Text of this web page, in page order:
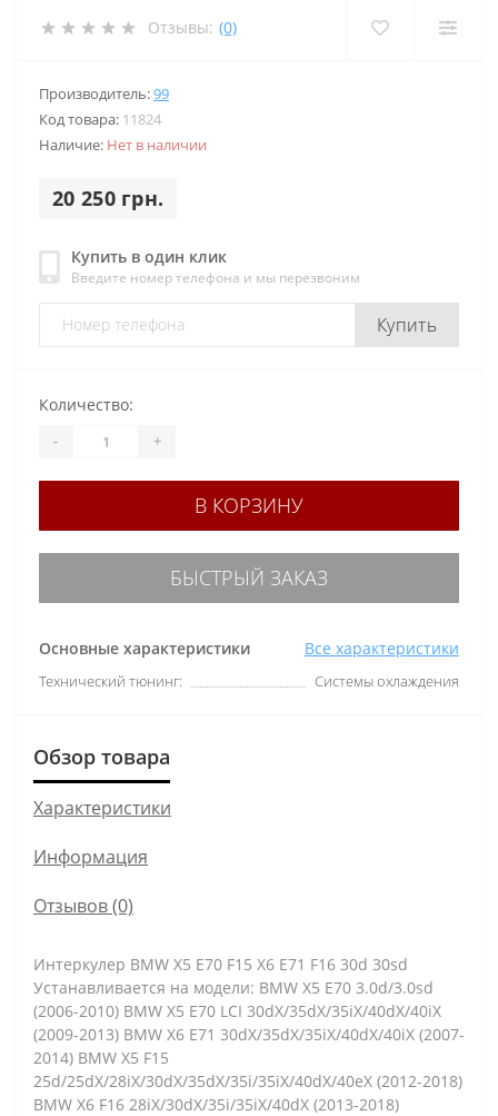
Отзывы: (0)
Производитель:99
Код товара: 11824
Наличие: Нет в наличии
20 250 грн.
Купить в один клик
Введите номер телефона и мы перезвоним
Купить
Основные характеристики Все характеристики
Технический тюнинг: Системы охлаждения
Количество:
- +
В КОРЗИНУ
БЫСТРЫЙ ЗАКАЗ
Обзор товара
Характеристики
Информация
Отзывов (0)
Интеркулер BMW X5 E70 F15 X6 E71 F16 30d 30sd
Устанавливается на модели: BMW X5 E70 3.0d/3.0sd
(2006-2010) BMW X5 E70 LCI 30dX/35dX/35iX/40dX/40iX
(2009-2013) BMW X6 E71 30dX/35dX/35iX/40dX/40iX (2007-
2014) BMW X5 F15
25d/25dX/28iX/30dX/35dX/35i/35iX/40dX/40eX (2012-2018)
BMW X6 F16 28iX/30dX/35i/35iX/40dX (2013-2018)